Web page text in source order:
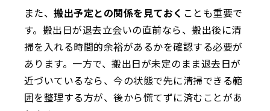
また、搬出予定との関係を見ておく ことも重要で
す。搬出日が退去立会いの直前なら、搬出後に清
掃を入れる時間的余裕があるかを確認する必要が
あります。一方で、搬出日が未定のまま退去日が
近づいているなら、今の状態で先に清掃できる範
囲を整理する方が、後から慌てずに済むことがあ